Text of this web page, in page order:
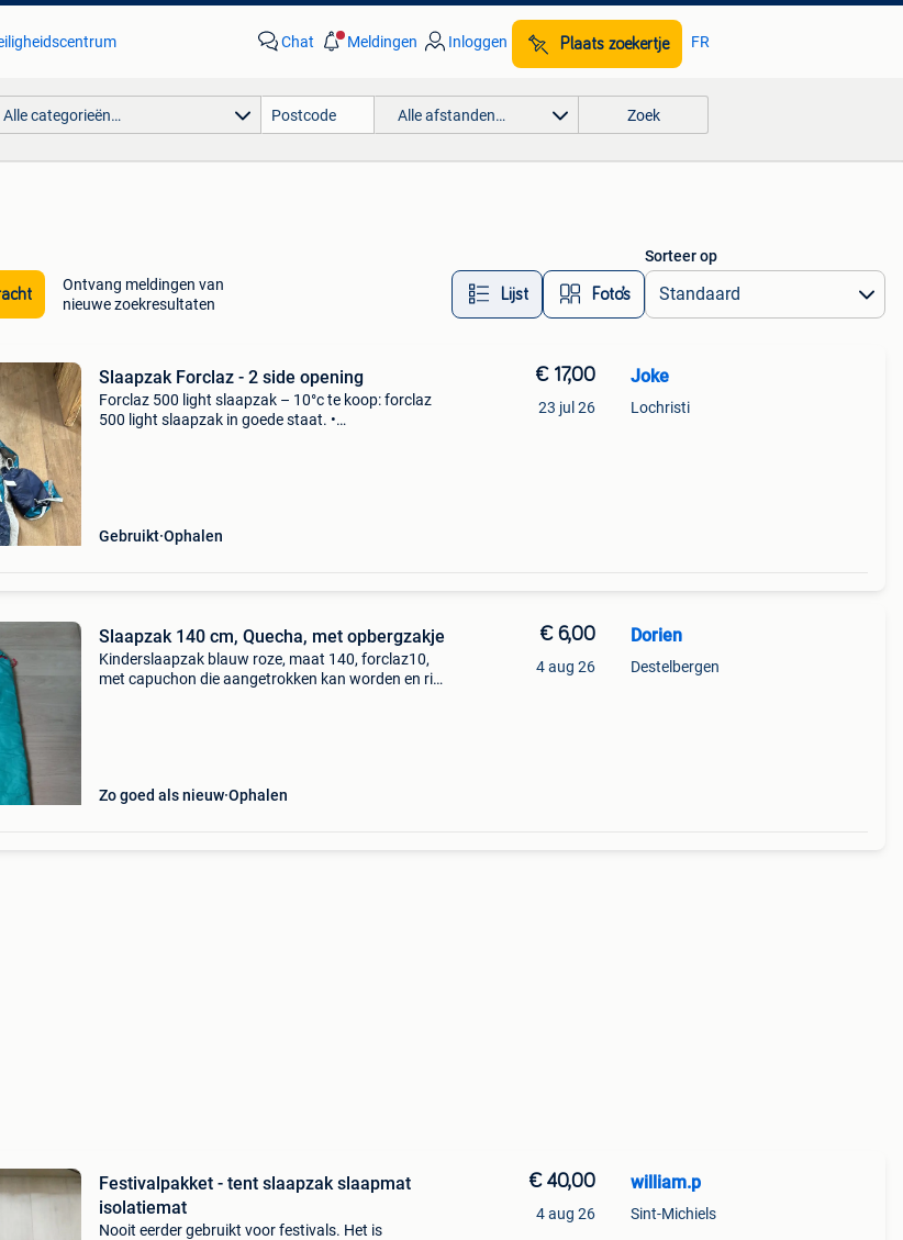
Chat Meldingen Inloggen Plaats zoekertje FR
Alle categorieën… Alle afstanden… Zoek
Ontvang meldingen van
nieuwe zoekresultaten
Lijst Foto’s
Sorteer op
Slaapzak Forclaz - 2 side opening
Forclaz 500 light slaapzak – 10°c te koop: forclaz
500 light slaapzak in goede staat. •
Gebruikt Ophalen
€ 17,00
23 jul 26
Joke
Lochristi
Slaapzak 140 cm, Quecha, met opbergzakje
Kinderslaapzak blauw roze, maat 140, forclaz10,
met capuchon die aangetrokken kan worden en rits
Zo goed als nieuw Ophalen
€ 6,00
4 aug 26
Dorien
Destelbergen
Festivalpakket - tent slaapzak slaapmat
isolatiemat
Nooit eerder gebruikt voor festivals. Het is
€ 40,00
4 aug 26
william.p
Sint-Michiels